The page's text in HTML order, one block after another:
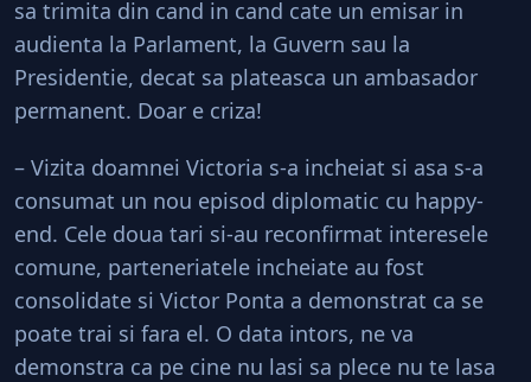
sa trimita din cand in cand cate un emisar in
audienta la Parlament, la Guvern sau la
Presidentie, decat sa plateasca un ambasador
permanent. Doar e criza!
– Vizita doamnei Victoria s-a incheiat si asa s-a
consumat un nou episod diplomatic cu happy-
end. Cele doua tari si-au reconfirmat interesele
comune, parteneriatele incheiate au fost
consolidate si Victor Ponta a demonstrat ca se
poate trai si fara el. O data intors, ne va
demonstra ca pe cine nu lasi sa plece nu te lasa